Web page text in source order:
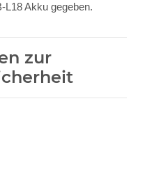
L18 Akku gegeben.
zur